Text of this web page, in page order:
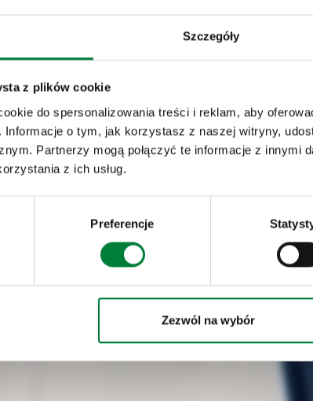
Szczegóły
z plików cookie
do spersonalizowania treści i reklam, aby
Informacje o tym, jak korzystasz z naszej witryny,
Partnerzy mogą połączyć te informacje z innymi
z ich usług.
Preferencje
Zezwól na wybór